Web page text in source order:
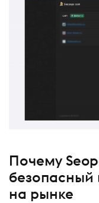
Почему
безопасный
на рынке